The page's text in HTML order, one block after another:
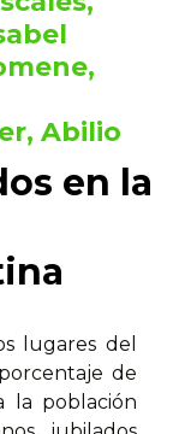
Abilio
en la
lugares del
de
la población